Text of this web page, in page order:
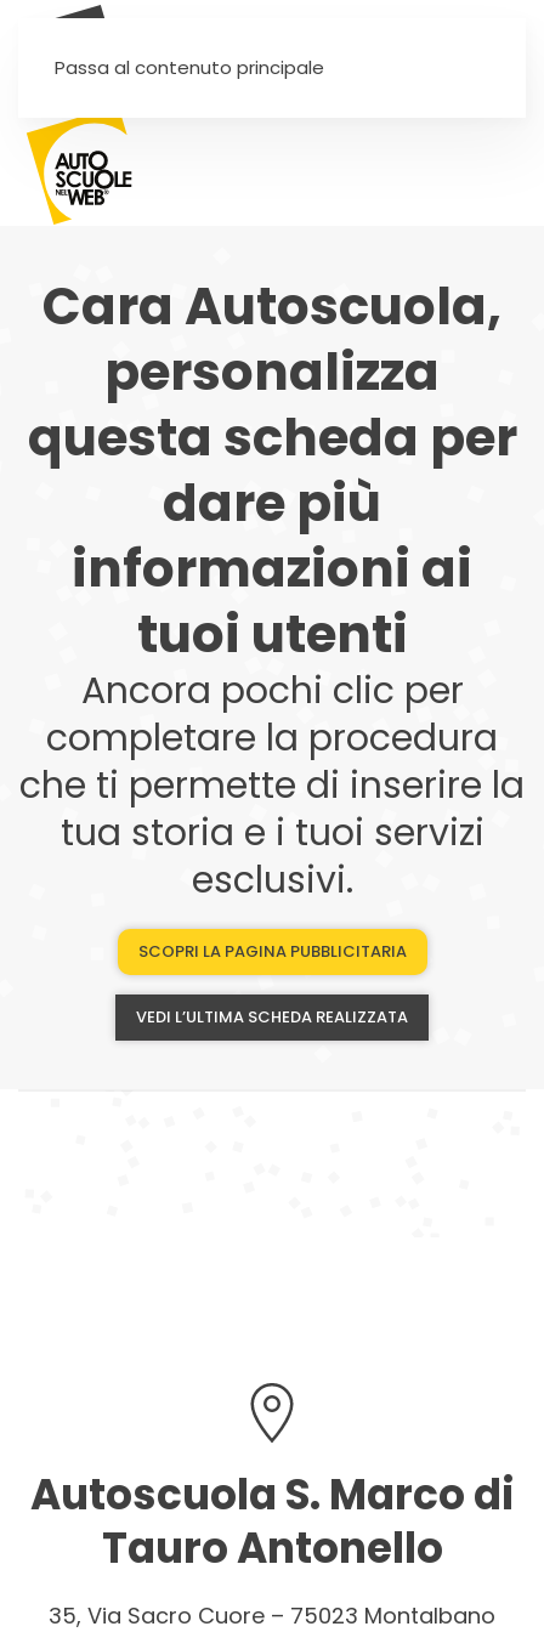
Passa al contenuto principale
Cara Autoscuola,
personalizza
questa scheda per
dare più
informazioni ai
tuoi utenti
Ancora pochi clic per
completare la procedura
che ti permette di inserire la
tua storia e i tuoi servizi
esclusivi.
SCOPRI LA PAGINA PUBBLICITARIA
VEDI L’ULTIMA SCHEDA REALIZZATA
Autoscuola S. Marco di
Tauro Antonello
35, Via Sacro Cuore – 75023 Montalbano